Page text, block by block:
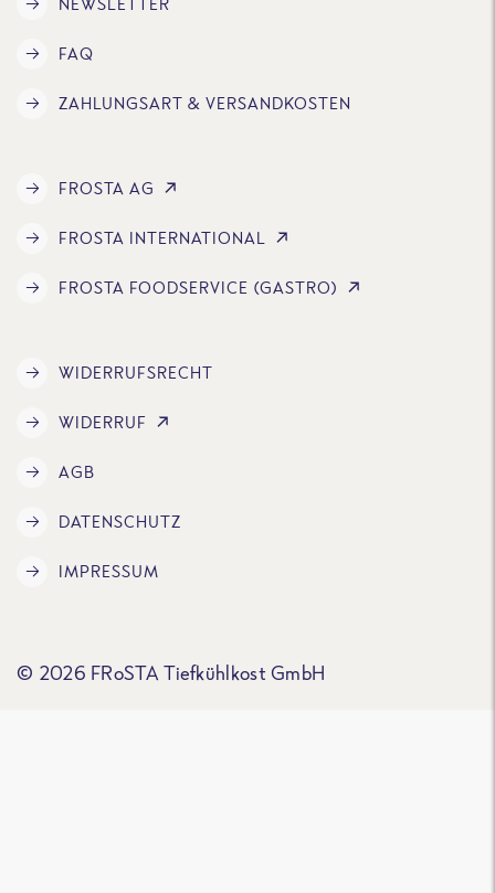
FAQ
ZAHLUNGSART & VERSANDKOSTEN
FROSTA AG
FROSTA INTERNATIONAL
FROSTA FOODSERVICE (GASTRO)
WIDERRUFSRECHT
WIDERRUF
AGB
DATENSCHUTZ
IMPRESSUM
© 2026 FRoSTA Tiefkühlkost GmbH